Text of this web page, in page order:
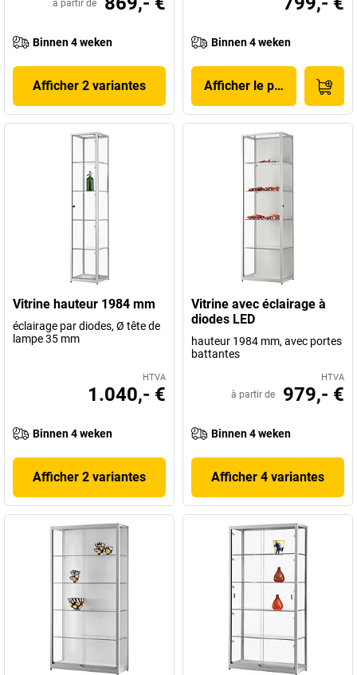
à partir de
Binnen 4 weken
Afficher 2 variantes
Binnen 4 weken
Afficher le produit
Vitrine hauteur 1984 mm
éclairage par diodes, Ø tête de
lampe 35 mm
HTVA
1.040,- €
Binnen 4 weken
Afficher 2 variantes
Vitrine avec éclairage à
diodes LED
hauteur 1984 mm, avec portes
battantes
HTVA
à partir de 979,- €
Binnen 4 weken
Afficher 4 variantes